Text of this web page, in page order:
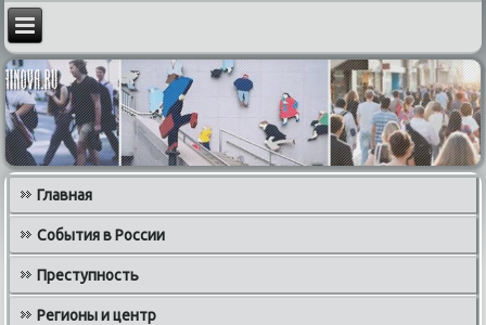
Главная
События в России
Преступность
Регионы и центр